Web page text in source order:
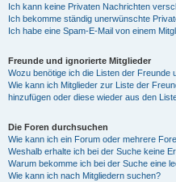
Ich kann keine Privaten Nachrichten
Ich bekomme ständig unerwünschte
Ich habe eine Spam-E-Mail von einem
Freunde und ignorierte Mitglieder
Wozu benötige ich die Listen der Freunde
Wie kann ich Mitglieder zur Liste der
hinzufügen oder diese wieder aus den
Die Foren durchsuchen
Wie kann ich ein Forum oder mehrere
Weshalb erhalte ich bei der Suche keine
Warum bekomme ich bei der Suche eine
Wie kann ich nach Mitgliedern suchen?